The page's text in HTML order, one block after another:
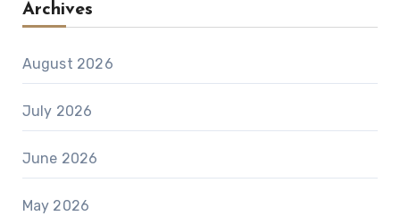
Archives
August 2026
July 2026
June 2026
May 2026